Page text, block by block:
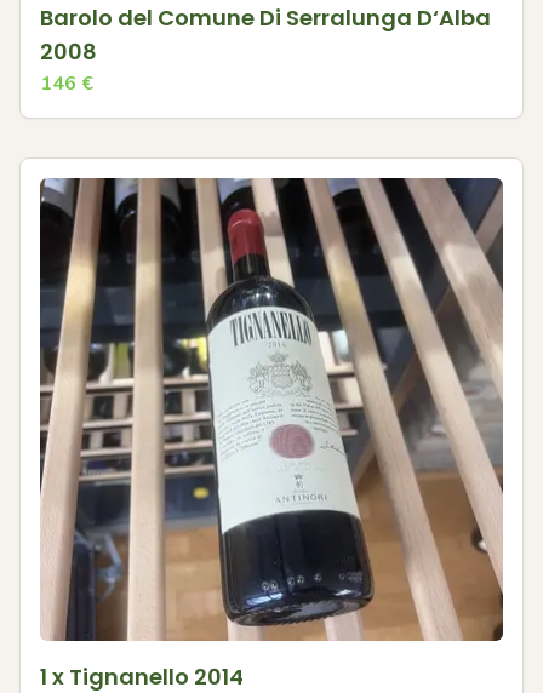
Barolo del Comune Di Serralunga D‘Alba
2008
146 €
1 x Tignanello 2014